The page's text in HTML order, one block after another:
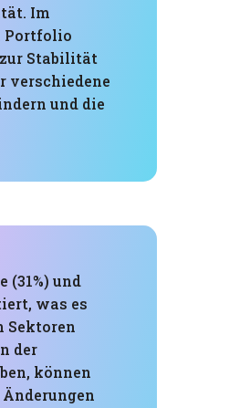
Im
Portfolio
Stabilität
verschiedene
und die
und
was es
Sektoren
der
können